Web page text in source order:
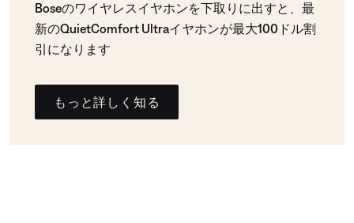
Boseのワイヤレスイヤホンを下取りに出すと、最
新のQuietComfort Ultraイヤホンが最大100ドル割
引になります
もっと詳しく知る